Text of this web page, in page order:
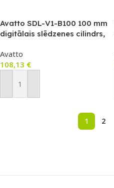
Avatto SDL-V1-B100 100 mm
digitālais slēdzenes cilindrs,
Avatto
108,13 €
Pievienot Grozam
1 2